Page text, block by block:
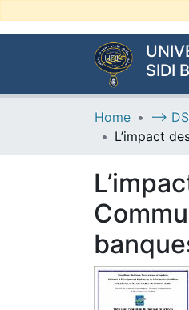
SIDI
Home